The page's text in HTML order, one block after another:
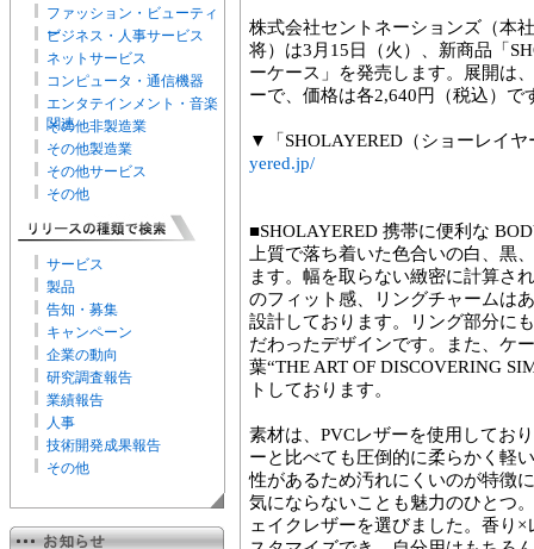
ファッション・ビューティ
ー
ビジネス・人事サービス
ネットサービス
コンピュータ・通信機器
エンタテインメント・音楽
関連
その他非製造業
その他製造業
その他サービス
その他
サービス
製品
告知・募集
キャンペーン
企業の動向
研究調査報告
業績報告
人事
技術開発成果報告
その他
株式会社セントネーションズ（本
将）は3月15日（火）、新商品「
ーケース」を発売します。展開は
ーで、価格は各2,640円（税込）で
▼「SHOLAYERED（ショーレイ
yered.jp/
■SHOLAYERED 携帯に便利な
上質で落ち着いた色合いの白、黒
ます。幅を取らない緻密に計算さ
のフィット感、リングチャームは
設計しております。リング部分に
だわったデザインです。また、ケ
葉“THE ART OF DISCOVERING
トしております。
素材は、PVCレザーを使用してお
ーと比べても圧倒的に柔らかく軽
性があるため汚れにくいのが特徴
気にならないことも魅力のひとつ
ェイクレザーを選びました。香り